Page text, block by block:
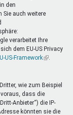
den
Sie auch weitere
verarbeitet Ihre
dem EU-US Privacy
US-Framework(Link
wie zum Beispiel
dass die
Anbieter“) die IP-
könnten sie die